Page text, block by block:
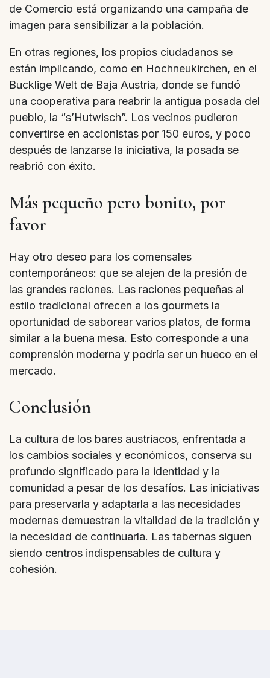
de Comercio está organizando una campaña de
imagen para sensibilizar a la población.
En otras regiones, los propios ciudadanos se
están implicando, como en Hochneukirchen, en el
Bucklige Welt de Baja Austria, donde se fundó
una cooperativa para reabrir la antigua posada del
pueblo, la “s’Hutwisch”. Los vecinos pudieron
convertirse en accionistas por 150 euros, y poco
después de lanzarse la iniciativa, la posada se
reabrió con éxito.
Más pequeño pero bonito, por
favor
Hay otro deseo para los comensales
contemporáneos: que se alejen de la presión de
las grandes raciones. Las raciones pequeñas al
estilo tradicional ofrecen a los gourmets la
oportunidad de saborear varios platos, de forma
similar a la buena mesa. Esto corresponde a una
comprensión moderna y podría ser un hueco en el
mercado.
Conclusión
La cultura de los bares austriacos, enfrentada a
los cambios sociales y económicos, conserva su
profundo significado para la identidad y la
comunidad a pesar de los desafíos. Las iniciativas
para preservarla y adaptarla a las necesidades
modernas demuestran la vitalidad de la tradición y
la necesidad de continuarla. Las tabernas siguen
siendo centros indispensables de cultura y
cohesión.